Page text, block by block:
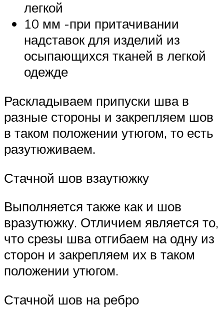
легкой
10 мм -при притачивании
надставок для изделий из
осыпающихся тканей в легкой
одежде
Раскладываем припуски шва в
разные стороны и закрепляем шов
в таком положении утюгом, то есть
разутюживаем.
Стачной шов взаутюжку
Выполняется также как и шов
вразутюжку. Отличием является то,
что срезы шва отгибаем на одну из
сторон и закрепляем их в таком
положении утюгом.
Стачной шов на ребро